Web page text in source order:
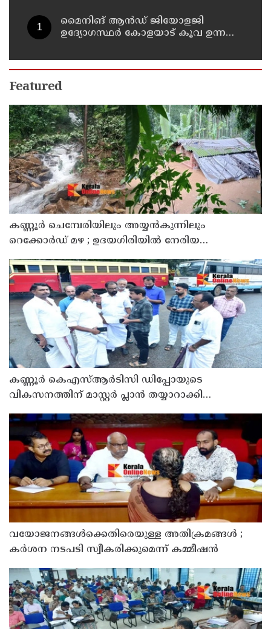
മൈനിങ് ആൻഡ്​ ജിയോളജി
ഉദ്യോഗസ്ഥർ കോളയാട് കൂവ ഉന്നതി
Featured
കണ്ണൂർ ചെമ്പേരിയിലും അയ്യൻകുന്നിലും
റെക്കോർഡ് മഴ ; ഉദയഗിരിയിൽ നേരിയ
ഉരുൾപൊട്ടൽ; 13 പേരെ ക്യാമ്പിലേക്ക് മാറ്റി
കണ്ണൂർ കെഎസ്ആർടിസി ഡിപ്പോയുടെ
വികസനത്തിന് മാസ്റ്റർ പ്ലാൻ തയ്യാറാക്കി
സമർപ്പിക്കും : ടി ഒ മോഹനൻ എം എൽ എ
വയോജനങ്ങൾക്കെതിരെയുള്ള അതിക്രമങ്ങൾ ;
കർശന നടപടി സ്വീകരിക്കുമെന്ന് കമ്മീഷൻ